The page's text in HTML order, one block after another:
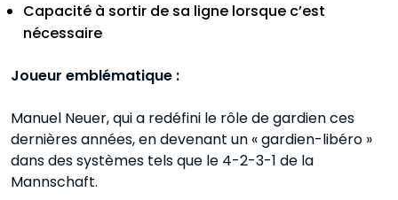
Capacité à sortir de sa ligne lorsque c’est
nécessaire
Joueur emblématique :
Manuel Neuer, qui a redéfini le rôle de gardien ces
dernières années, en devenant un « gardien-libéro »
dans des systèmes tels que le 4-2-3-1 de la
Mannschaft.